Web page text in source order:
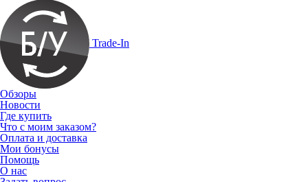
Trade-In
Обзоры
Новости
Где купить
Что с моим заказом?
Оплата и доставка
Мои бонусы
Помощь
О нас